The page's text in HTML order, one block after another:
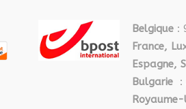
Belgique :
France,
Espagne,
Bulgarie
:
Royaume-